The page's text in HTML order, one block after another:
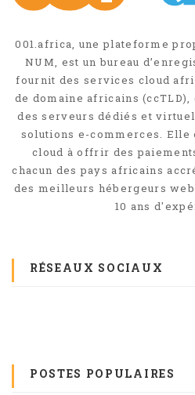
001.africa, une plateforme
NUM, est un bureau
fournit des services cloud
de domaine africains
des serveurs dédiés et
solutions e-commerces. Elle
cloud à offrir des
chacun des pays africains
des meilleurs hébergeurs
10 ans
RÉSEAUX SOCIAUX
POSTES POPULAIRES